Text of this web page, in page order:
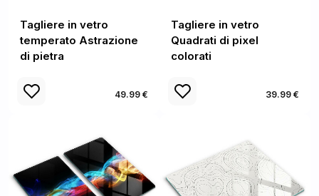
Tagliere in vetro
temperato Astrazione
di pietra
49.99 €
Tagliere in vetro
Quadrati di pixel
colorati
39.99 €